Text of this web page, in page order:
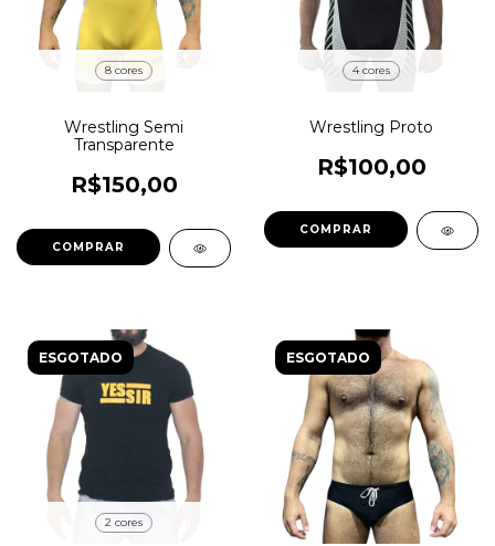
8 cores
Wrestling Semi
Transparente
R$150,00
COMPRAR
4 cores
Wrestling Proto
R$100,00
COMPRAR
ESGOTADO
2 cores
ESGOTADO